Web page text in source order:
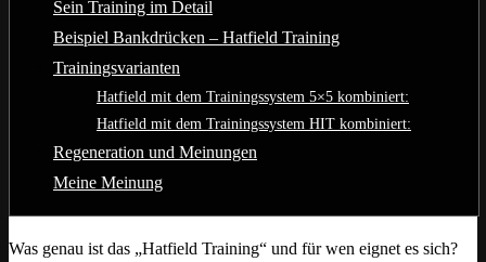
Sein Training im Detail
Beispiel Bankdrücken – Hatfield Training
Trainingsvarianten
Hatfield mit dem Trainingssystem 5×5 kombiniert:
Hatfield mit dem Trainingssystem HIT kombiniert:
Regeneration und Meinungen
Meine Meinung
Was genau ist das „Hatfield Training“ und für wen eignet es sich?